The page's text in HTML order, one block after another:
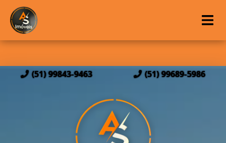
(51) 99843-9463 (51) 99689-5986